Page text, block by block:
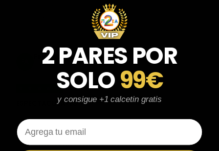
parecen de marcas verdaderas. Entrega súper rápida, embalaje
perfecto y con el detalle de los calcetines contentísima. Sin duda
Fernando Aranda Morales
Reseña en Trustpilot
★
ESPECTACULARES
modelo elegido, empaquetado perfecto con caja original y
embolsado, zapas de altísima calidad y acabados top. Air Max y
Travis Scott espectaculares. Recomendable 100%.
2 PARES POR
SOLO99€
y consigue +1 calcetin gratis
Email